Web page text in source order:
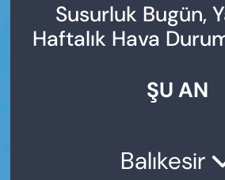
Susurluk Bugün,
Haftalık Hava
ŞU AN
Balıkesir
YENİ MEDYADA EMEK
GAZETECİLİĞİNİ GELİŞTİRMEK
Trafik Durumu
Süper Lig Puan Durumu ve
Haber Arşivi